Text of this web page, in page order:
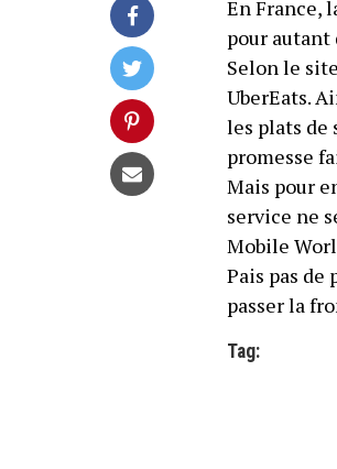
En France,
pour autant
Selon le
UberEats.
les plats de
promesse
Mais pour
service ne
Mobile
Pais pas de
passer la
Tag: